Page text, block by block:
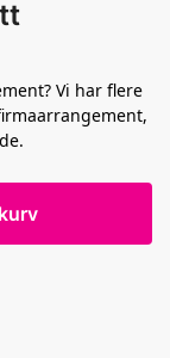
Vi har flere